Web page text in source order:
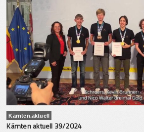
Kärnten.aktuell
Kärnten aktuell 39/2024